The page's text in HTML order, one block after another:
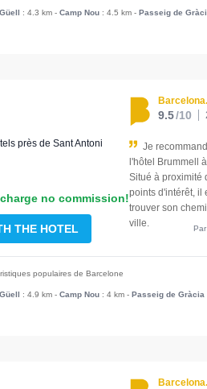
: 4.3 km-Camp Nou : 4.5 km-Passeig de
près de Sant Antoni
no commission!
THE HOTEL
9.5/10
Je
l'hôtel Brummell
Situé à proximité
points d'intérêt, il
trouver son
ville.
populaires de Barcelone
: 4.9 km-Camp Nou : 4 km-Passeig de Gràcia